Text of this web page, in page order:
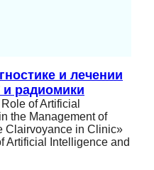
и лечении
радиомики
of Artificial
the Management of
Clairvoyance in Clinic»
Artificial Intelligence and